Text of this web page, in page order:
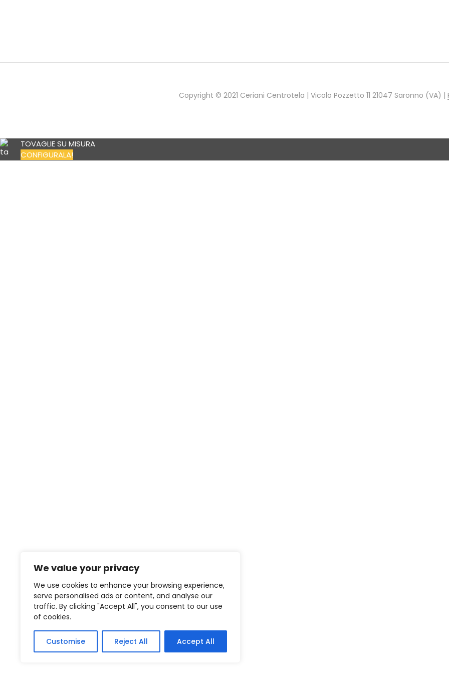
We value your privacy
We use cookies to enhance your browsing experience,
serve personalised ads or content, and analyse our
traffic. By clicking "Accept All", you consent to our use
of cookies.
Customise Reject All Accept All
Copyright © 2021 Ceriani Centrotela | Vicolo Pozzetto 11 21047 Saronno (VA) |
TOVAGLIE SU MISURA
CONFIGURALA!